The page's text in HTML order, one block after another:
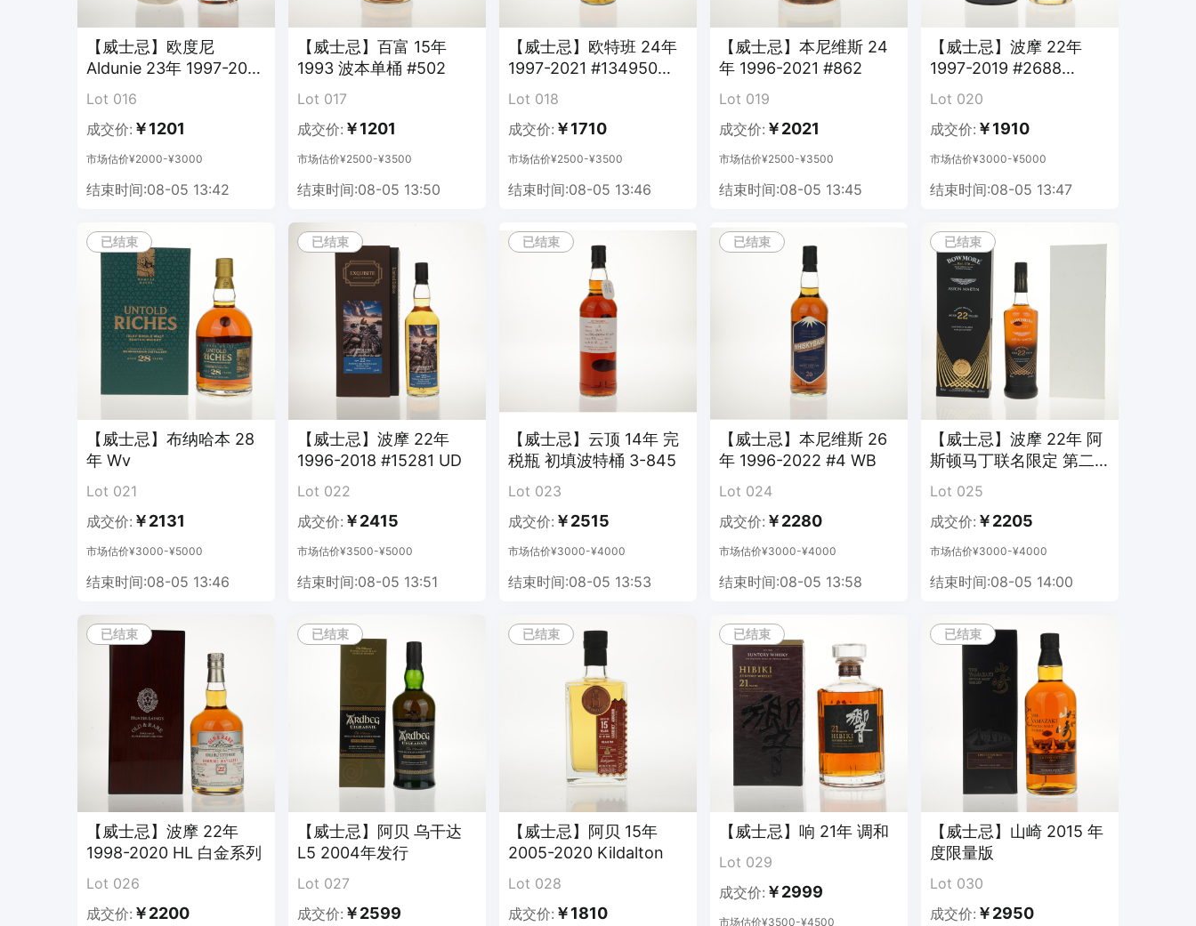
【威士忌】欧度尼
Aldunie 23年 1997-2021
#1501 调和
Lot 016
成交价: ￥1201
市场估价¥2000-¥3000
结束时间:08-05 13:42
【威士忌】百富 15年
1993 波本单桶 #502
Lot 017
成交价: ￥1201
市场估价¥2500-¥3500
结束时间:08-05 13:50
【威士忌】欧特班 24年
1997-2021 #134950
LIQ
Lot 018
成交价: ￥1710
市场估价¥2500-¥3500
结束时间:08-05 13:46
【威士忌】本尼维斯 24
年 1996-2021 #862
Lot 019
成交价: ￥2021
市场估价¥2500-¥3500
结束时间:08-05 13:45
【威士忌】波摩 22年
1997-2019 #2688
1of314
Lot 020
成交价: ￥1910
市场估价¥3000-¥5000
结束时间:08-05 13:47
已结束
【威士忌】布纳哈本 28
年 Wv
Lot 021
成交价: ￥2131
市场估价¥3000-¥5000
结束时间:08-05 13:46
已结束
【威士忌】波摩 22年
1996-2018 #15281 UD
Lot 022
成交价: ￥2415
市场估价¥3500-¥5000
结束时间:08-05 13:51
已结束
【威士忌】云顶 14年 完
税瓶 初填波特桶 3-845
Lot 023
成交价: ￥2515
市场估价¥3000-¥4000
结束时间:08-05 13:53
已结束
【威士忌】本尼维斯 26
年 1996-2022 #4 WB
Lot 024
成交价: ￥2280
市场估价¥3000-¥4000
结束时间:08-05 13:58
已结束
【威士忌】波摩 22年 阿
斯顿马丁联名限定 第二
版
Lot 025
成交价: ￥2205
市场估价¥3000-¥4000
结束时间:08-05 14:00
已结束
【威士忌】波摩 22年
1998-2020 HL 白金系列
Lot 026
成交价: ￥2200
已结束
【威士忌】阿贝 乌干达
L5 2004年发行
Lot 027
成交价: ￥2599
已结束
【威士忌】阿贝 15年
2005-2020 Kildalton
Lot 028
成交价: ￥1810
已结束
【威士忌】响 21年 调和
Lot 029
成交价: ￥2999
市场估价¥3500-¥4500
已结束
【威士忌】山崎 2015 年
度限量版
Lot 030
成交价: ￥2950